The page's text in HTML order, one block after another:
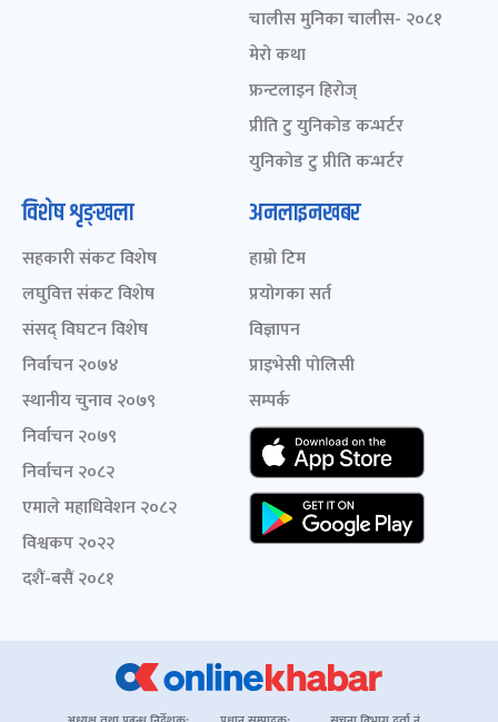
चालीस मुनिका चालीस- २०८१
मेरो कथा
फ्रन्टलाइन हिरोज्
प्रीति टु युनिकोड कन्भर्टर
युनिकोड टु प्रीति कन्भर्टर
विशेष शृङ्खला
सहकारी संकट विशेष
लघुवित्त संकट विशेष
संसद् विघटन विशेष
निर्वाचन २०७४
स्थानीय चुनाव २०७९
निर्वाचन २०७९
निर्वाचन २०८२
एमाले महाधिवेशन २०८२
विश्वकप २०२२
दशैं-बसैं २०८१
अनलाइनखबर
हाम्रो टिम
प्रयोगका सर्त
विज्ञापन
प्राइभेसी पोलिसी
सम्पर्क